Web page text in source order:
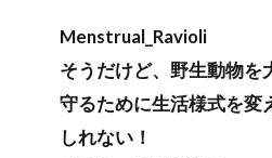
Menstrual_Ravioli
そうだけど、野生動物を
守るために生活様式を変
しれない！